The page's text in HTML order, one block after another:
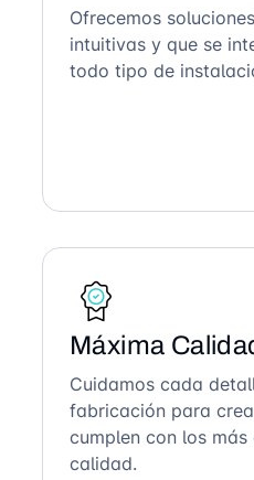
Ofrecemos
intuitivas y que se
todo tipo de
Máxima
Cuidamos cada
fabricación para
cumplen con los
calidad.